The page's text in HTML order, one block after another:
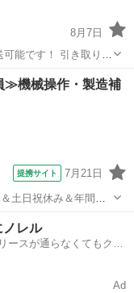
8月7日
場合は送料をお調べ
な
≫機械操作・製造補
提携サイト 7月21日
土日祝休み＆年間休
OK＆無料駐車場あり
宮市》 人気の
ノレル
ースが通らなくてもクル
Ad